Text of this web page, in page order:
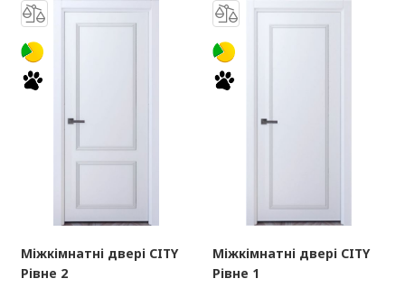
Міжкімнатні двері CITY
Рівне 2
Міжкімнатні двері CITY
Рівне 1